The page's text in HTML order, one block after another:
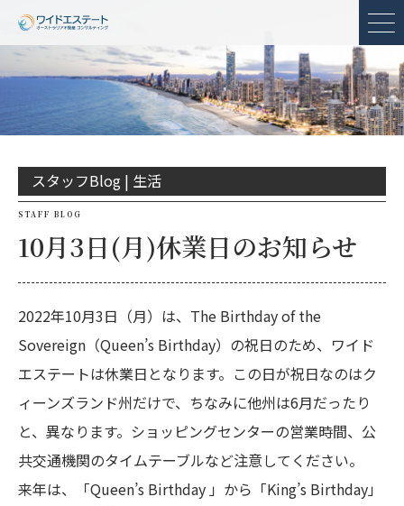
メ
スタッフBlog | 生活
STAFF BLOG
10月3日(月)休業日のお知らせ
2022年10月3日（月）は、The Birthday of the
Sovereign（Queen’s Birthday）の祝日のため、ワイド
エステートは休業日となります。この日が祝日なのはク
ィーンズランド州だけで、ちなみに他州は6月だったり
と、異なります。ショッピングセンターの営業時間、公
共交通機関のタイムテーブルなど注意してください。
来年は、「Queen’s Birthday 」から「King’s Birthday」